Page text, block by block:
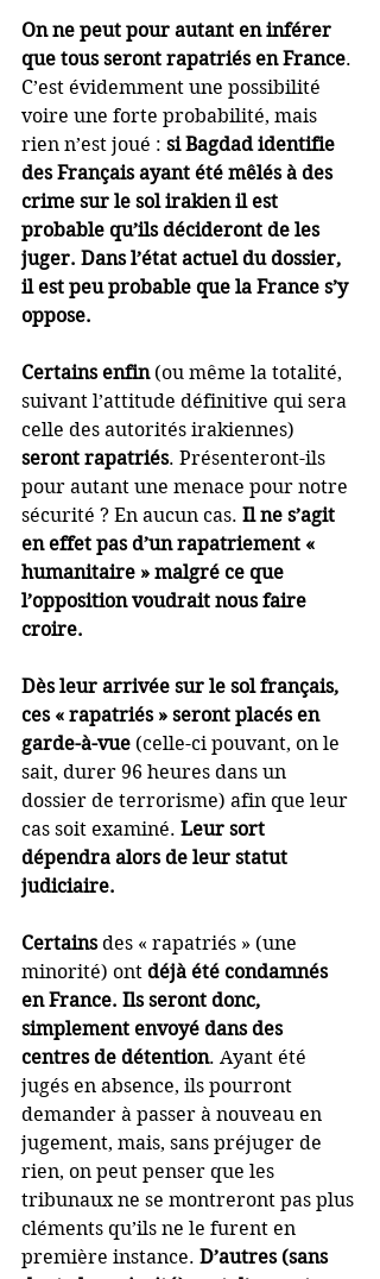
On ne peut pour autant en inférer
que tous seront rapatriés en France.
C’est évidemment une possibilité
voire une forte probabilité, mais
rien n’est joué : si Bagdad identifie
des Français ayant été mêlés à des
crime sur le sol irakien il est
probable qu’ils décideront de les
juger. Dans l’état actuel du dossier,
il est peu probable que la France s’y
oppose.
Certains enfin (ou même la totalité,
suivant l’attitude définitive qui sera
celle des autorités irakiennes)
seront rapatriés. Présenteront-ils
pour autant une menace pour notre
sécurité ? En aucun cas. Il ne s’agit
en effet pas d’un rapatriement «
humanitaire » malgré ce que
l’opposition voudrait nous faire
croire.
Dès leur arrivée sur le sol français,
ces « rapatriés » seront placés en
garde-à-vue (celle-ci pouvant, on le
sait, durer 96 heures dans un
dossier de terrorisme) afin que leur
cas soit examiné. Leur sort
dépendra alors de leur statut
judiciaire.
Certains des « rapatriés » (une
minorité) ont déjà été condamnés
en France. Ils seront donc,
simplement envoyé dans des
centres de détention. Ayant été
jugés en absence, ils pourront
demander à passer à nouveau en
jugement, mais, sans préjuger de
rien, on peut penser que les
tribunaux ne se montreront pas plus
cléments qu’ils ne le furent en
première instance. D’autres (sans